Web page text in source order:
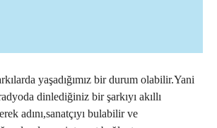
yaşadığımız bir durum olabilir.Yani
dinlediğiniz bir şarkıyı akıllı
adını,sanatçıyı bulabilir ve